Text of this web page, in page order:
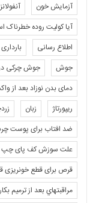
آزمایش خون
آیا کولیت روده خطرناک
اطلاع رسانی
بارداری
جوش
جوش چرکی
دمای بدن نوزاد بعد از
ریپورتاژ
زبان
ضد افتاب برای پوست
علت سوزش کف پای چپ
قرص برای قطع خونریزی
مراقبتهاي بعد از ترميم